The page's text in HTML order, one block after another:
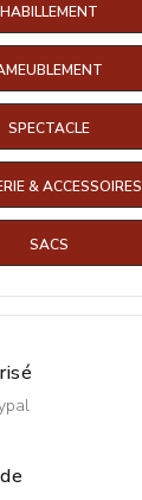
HABILLEMENT
SPECTACLE
& ACCESSOIRES
SACS